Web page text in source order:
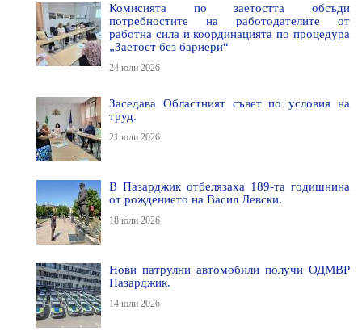
Комисията по заетостта обсъди
потребностите на работодателите от
работна сила и координацията по процедура
„Заетост без бариери“
24 юли 2026
Заседава Областният съвет по условия на
труд.
21 юли 2026
В Пазарджик отбелязаха 189-та годишнина
от рождението на Васил Левски.
18 юли 2026
Нови патрулни автомобили получи ОДМВР
Пазарджик.
14 юли 2026